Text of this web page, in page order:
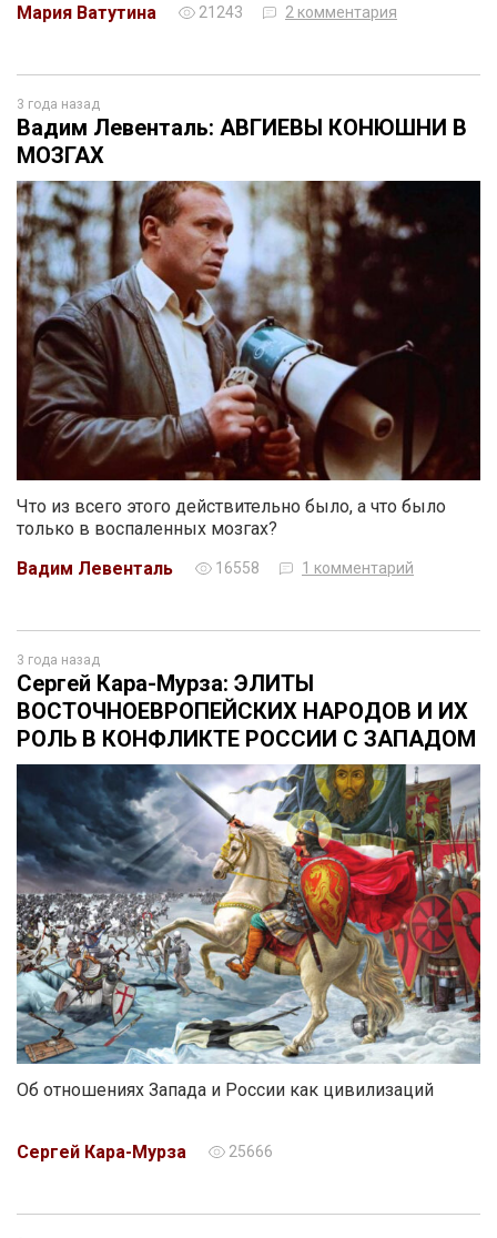
Мария Ватутина 21243 2 комментария
3 года назад
Вадим Левенталь: АВГИЕВЫ КОНЮШНИ В
МОЗГАХ
Что из всего этого действительно было, а что было
только в воспаленных мозгах?
Вадим Левенталь
16558 1 комментарий
3 года назад
Сергей Кара-Мурза: ЭЛИТЫ
ВОСТОЧНОЕВРОПЕЙСКИХ НАРОДОВ И ИХ
РОЛЬ В КОНФЛИКТЕ РОССИИ С ЗАПАДОМ
Об отношениях Запада и России как цивилизаций
Сергей Кара-Мурза 25666